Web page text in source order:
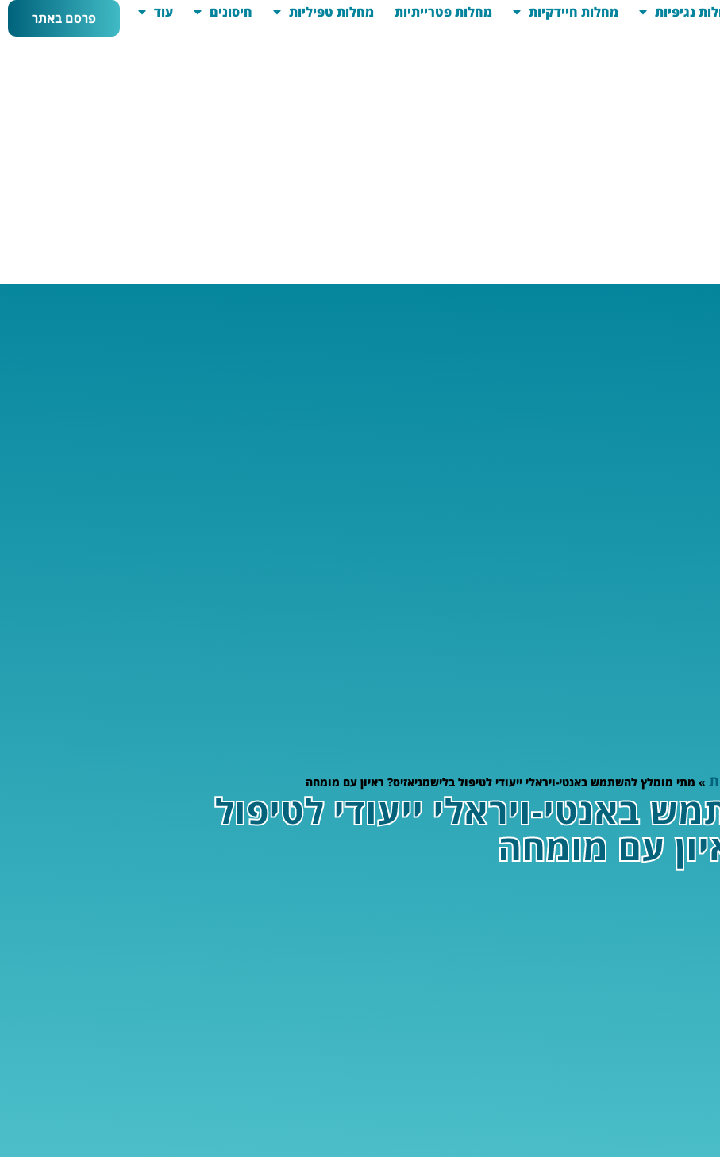
נגיפיות מחלות חיידקיות מחלות פטרייתיות מחלות טפיליות חיסונים עוד פרסם באתר
» מתי מומלץ להשתמש באנטי-ויראלי ייעודי לטיפול בלישמניאזיס? ראיון עם מומחה
באנטי-ויראלי ייעודי לטיפול
עם מומחה